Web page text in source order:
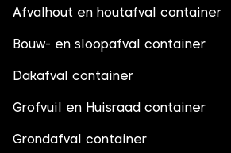
Afvalhout en houtafval container
Bouw- en sloopafval container
Dakafval container
Grofvuil en Huisraad container
Grondafval container